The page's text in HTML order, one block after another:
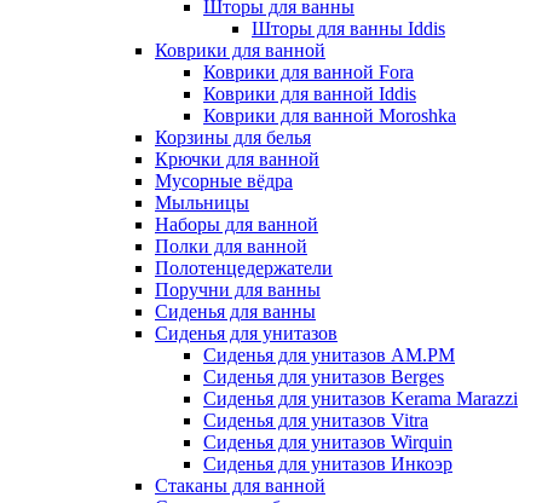
Шторы для ванны
Шторы для ванны Iddis
Коврики для ванной
Коврики для ванной Fora
Коврики для ванной Iddis
Коврики для ванной Moroshka
Корзины для белья
Крючки для ванной
Мусорные вёдра
Мыльницы
Наборы для ванной
Полки для ванной
Полотенцедержатели
Поручни для ванны
Сиденья для ванны
Сиденья для унитазов
Сиденья для унитазов AM.PM
Сиденья для унитазов Berges
Сиденья для унитазов Kerama Marazzi
Сиденья для унитазов Vitra
Сиденья для унитазов Wirquin
Сиденья для унитазов Инкоэр
Стаканы для ванной